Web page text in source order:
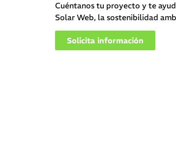
Cuéntanos tu proyecto y te
Solar Web, la sostenibilidad
Solicita información